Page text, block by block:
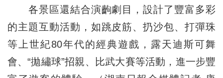
各景區還結合演齣劇目，設計了豐富多彩
的主題互動活動，如跳皮筋、扔沙包、打彈珠
等上世紀80年代的經典遊戲，露天迪斯可舞
會、“拋繡球”招親、比武大賽等活動，進一步豐